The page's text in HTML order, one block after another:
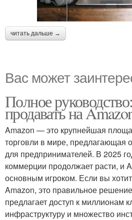
читать дальше →
Вас может
Полное
продавать на
Amazon — это крупнейшая
торговли в мире, предлагающая
для предпринимателей. В 2025
коммерции продолжает расти, и
основным игроком. Если вы
Amazon, это правильное
предлагает доступ к миллионам
инфраструктуру и множество